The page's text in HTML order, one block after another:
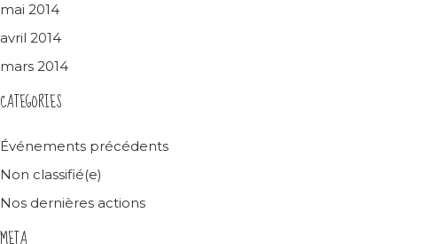
mai 2014
avril 2014
mars 2014
CATEGORIES
Événements précédents
Non classifié(e)
Nos dernières actions